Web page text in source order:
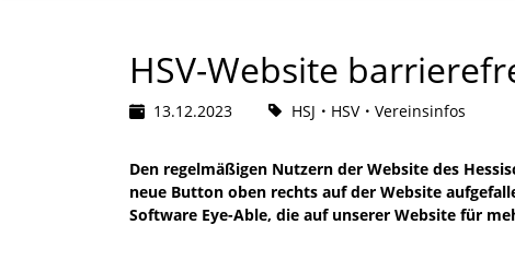
HSV-Website
13.12.2023 HSJ HSV Vereinsinfos
Den regelmäßigen Nutzern der Website des
neue Button oben rechts auf der Website
Software Eye-Able, die auf unserer Website für